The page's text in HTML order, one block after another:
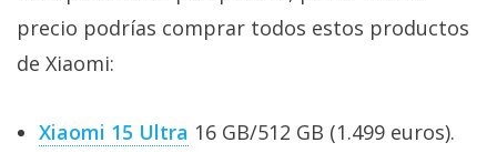
precio podrías comprar todos estos productos
de Xiaomi:
Xiaomi 15 Ultra 16 GB/512 GB (1.499 euros).